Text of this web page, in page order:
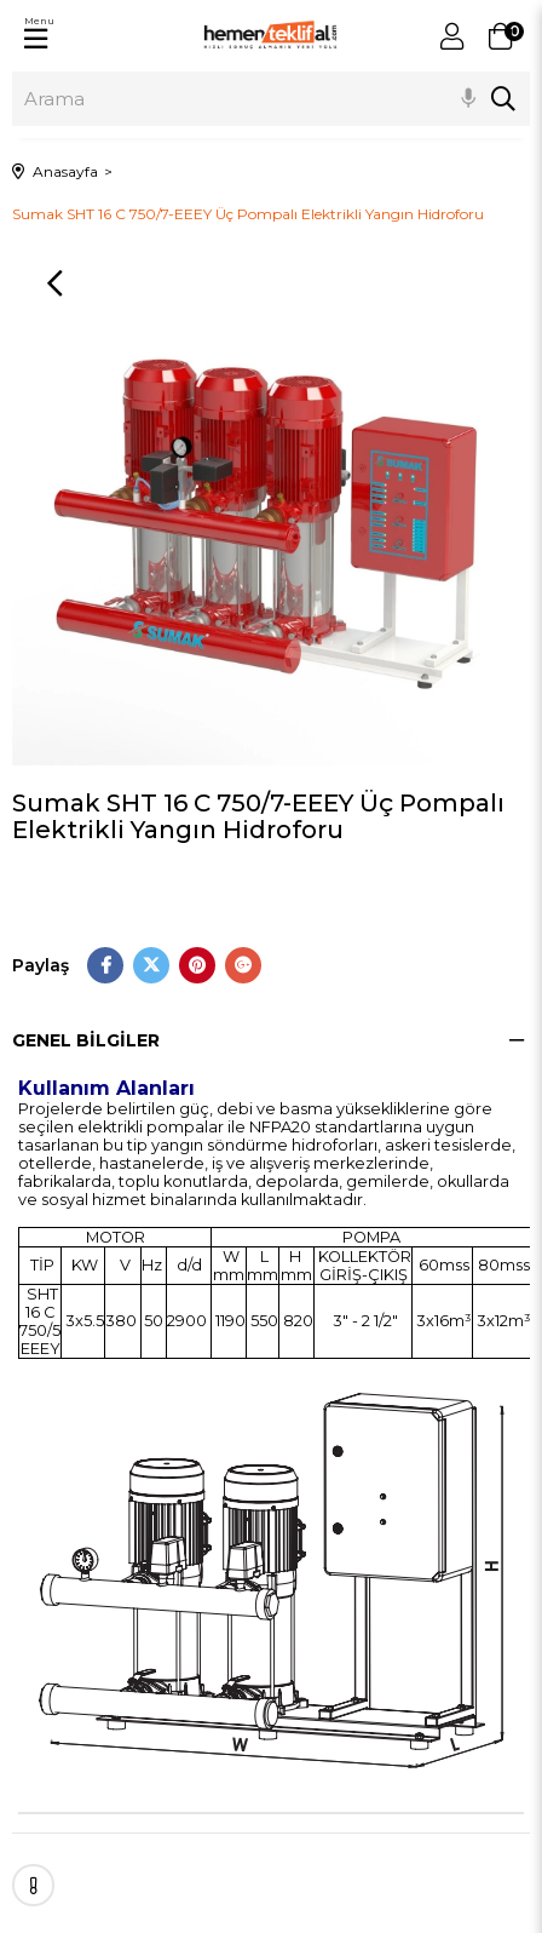
0
Menu
Anasayfa
Sumak SHT 16 C 750/7-EEEY Üç Pompalı Elektrikli Yangın Hidroforu
Sumak SHT 16 C 750/7-EEEY Üç Pompalı
Elektrikli Yangın Hidroforu
Paylaş
GENEL BILGILER
Kullanım Alanları
Projelerde belirtilen güç, debi ve basma yüksekliklerine göre
seçilen elektrikli pompalar ile NFPA20 standartlarına uygun
tasarlanan bu tip yangın söndürme hidroforları, askeri tesislerde,
otellerde, hastanelerde, iş ve alışveriş merkezlerinde,
fabrikalarda, toplu konutlarda, depolarda, gemilerde, okullarda
ve sosyal hizmet binalarında kullanılmaktadır.
MOTOR
POMPA
TİP
KW V Hz d/d
W
mm
L
mm
H
mm
KOLLEKTÖR
GİRİŞ-ÇIKIŞ
60mss 80mss
SHT
16 C
750/5
EEEY
3x5.5380 50 2900 1190 550 820 3" - 2 1/2" 3x16m³ 3x12m³